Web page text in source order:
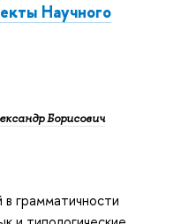
Научного
Борисович
грамматичности